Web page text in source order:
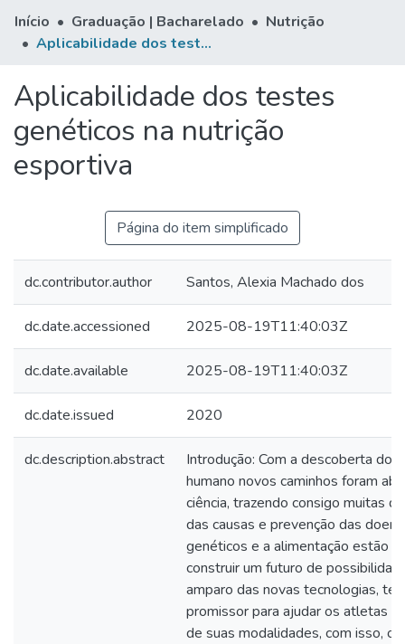
Início Graduação | Bacharelado
Nutrição
Aplicabilidade dos testes genéticos na nutrição esportiva
Aplicabilidade dos testes
genéticos na nutrição
esportiva
Página do item simplificado
dc.contributor.author Santos, Alexia Machado dos
dc.date.accessioned 2025-08-19T11:40:03Z
dc.date.available 2025-08-19T11:40:03Z
dc.date.issued 2020
dc.description.abstract
Introdução: Com a descoberta do
humano novos caminhos foram
ciência, trazendo consigo muitas
das causas e prevenção das
genéticos e a alimentação estão
construir um futuro de
amparo das novas tecnologias,
promissor para ajudar os atletas
de suas modalidades, com isso,